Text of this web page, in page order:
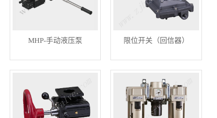
MHP-手动液压泵 限位开关（回信器）